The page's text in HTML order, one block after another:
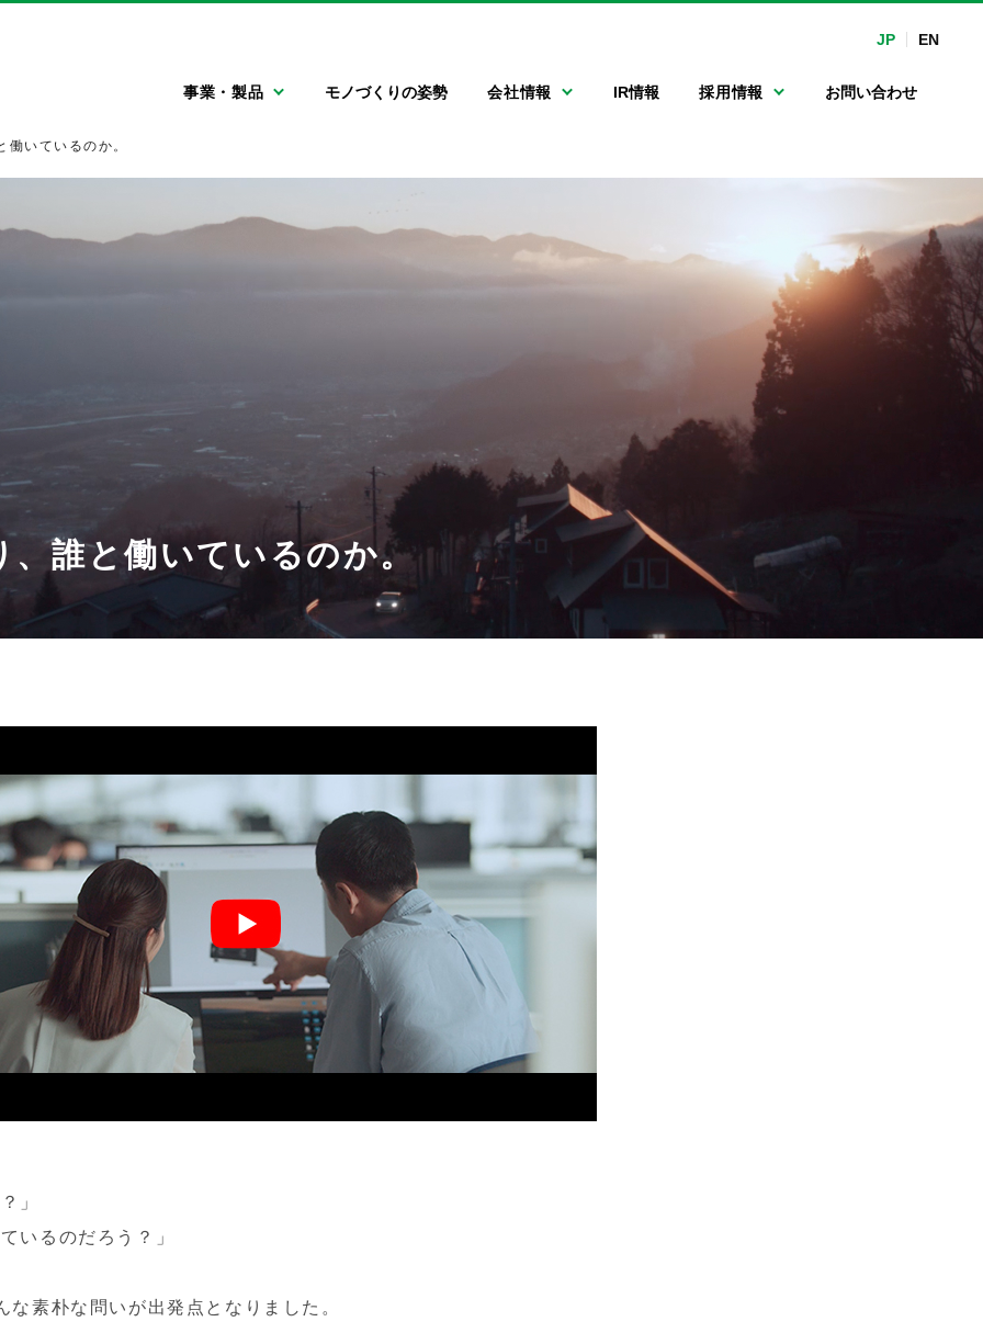
事業・製品
門型洗車機 大型車両用洗車機 特殊車両用洗車機 マルチ連続洗車機
フルード・オイル
ガソリンスタンド
向けLED表示機
洗車場運営サポー
情報関連機器
店舗用表示機 官公需用情報板等
大型デジタルサイ
ガソリンスタンド
モノづくりの姿勢 会社情報
ごあいさつ 会社概要
エムケー
沿革
IR情報 採用情報
新卒採用情報 キャリア採用情報 信州の魅力
お問い合わせ
JP EN
働いているのか。
、誰と働いているのか。
」
いるのだろう？」
素朴な問いが出発点となりました。